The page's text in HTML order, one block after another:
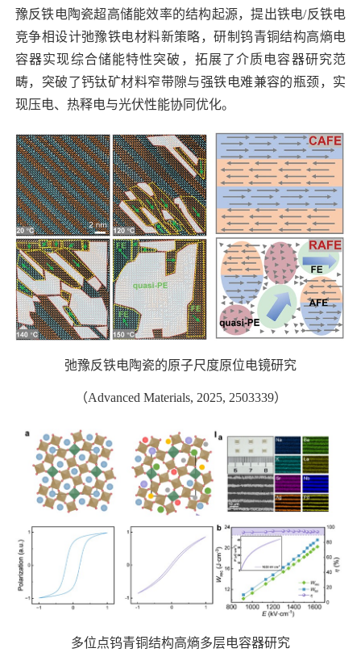
豫反铁电陶瓷超高储能效率的结构起源，提出铁电/反铁电
竞争相设计弛豫铁电材料新策略，研制钨青铜结构高熵电
容器实现综合储能特性突破，拓展了介质电容器研究范
畴，突破了钙钛矿材料窄带隙与强铁电难兼容的瓶颈，实
现压电、热释电与光伏性能协同优化。
弛豫反铁电陶瓷的原子尺度原位电镜研究
（Advanced Materials, 2025, 2503339）
多位点钨青铜结构高熵多层电容器研究